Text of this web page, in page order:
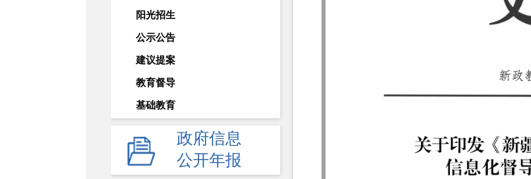
阳光招生
公示公告
建议提案
教育督导
基础教育
职业与成人教育
高等教育
民办教育
政府信息
公开年报